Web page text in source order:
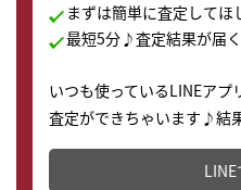
まずは簡単に査定してほ
最短5分♪査定結果が届く
いつも使っているLINEア
査定ができちゃいます♪結
どこからでもすぐに査定金